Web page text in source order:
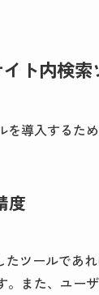
ト内検
を導入するた
度
たツールであ
。また、ユー